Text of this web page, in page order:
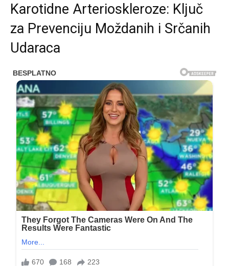
Karotidne Arterioskleroze: Ključ
za Prevenciju Moždanih i Srčanih
Udaraca